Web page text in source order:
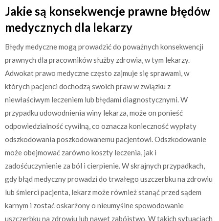
Jakie są konsekwencje prawne błędów
medycznych dla lekarzy
Błędy medyczne mogą prowadzić do poważnych konsekwencji
prawnych dla pracowników służby zdrowia, w tym lekarzy.
Adwokat prawo medyczne często zajmuje się sprawami, w
których pacjenci dochodzą swoich praw w związku z
niewłaściwym leczeniem lub błędami diagnostycznymi. W
przypadku udowodnienia winy lekarza, może on ponieść
odpowiedzialność cywilną, co oznacza konieczność wypłaty
odszkodowania poszkodowanemu pacjentowi. Odszkodowanie
może obejmować zarówno koszty leczenia, jak i
zadośćuczynienie za ból i cierpienie. W skrajnych przypadkach,
gdy błąd medyczny prowadzi do trwałego uszczerbku na zdrowiu
lub śmierci pacjenta, lekarz może również stanąć przed sądem
karnym i zostać oskarżony o nieumyślne spowodowanie
uszczerbku na zdrowiu lub nawet zabójstwo. W takich sytuacjach